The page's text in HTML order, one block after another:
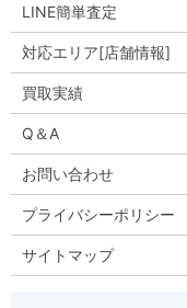
LINE簡単査定
対応エリア[店舗情報]
買取実績
Q＆A
お問い合わせ
プライバシーポリシー
サイトマップ